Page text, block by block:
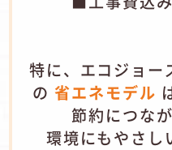
特に、エコジョー
の省エネモデル
節約につな
環境にもやさし